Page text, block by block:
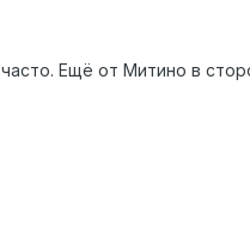
Ещё от Митино в